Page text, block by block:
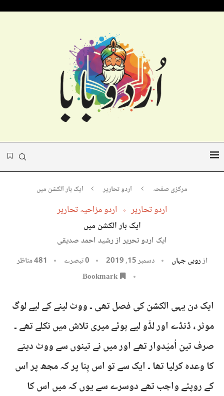
مرکزی صفحہ اردو تحاریر ایک بار الکشن میں
اردو تحاریر اردو مزاحیہ تحاریر
ایک بار الکشن میں
ایک اردو تحریر از رشید احمد صدیقی
ازروبی جہاں دسمبر 15, 2019 0 تبصرے 481مناظر
Bookmark
ایک دن یہی الکشن کی فصل تھی ۔ ووٹ لینے کے لیے لوگ
موٹر ، ڈنڈے اور لڈّو لیے ہوئے میری تلاش میں نکلے تھے ۔
صرف تین اُمیّدوار تھے اور میں نے تینوں سے ووٹ دینے
کا وعدہ کرلیا تھا ۔ ایک سے تو اس بِنا پر کہ مجھ پر اس
کے روپئے واجب تھے دوسرے سے یوں کہ میں اس کا